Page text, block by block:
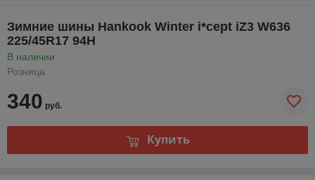
Зимние шины Hankook Winter i*cept iZ3 W636
225/45R17 94H
В наличии
Розница
340 руб.
Купить